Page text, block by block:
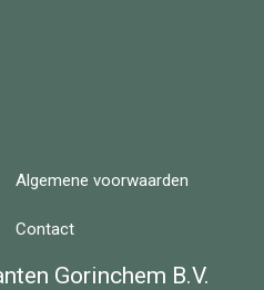
Algemene voorwaarden
Contact
Gorinchem B.V.